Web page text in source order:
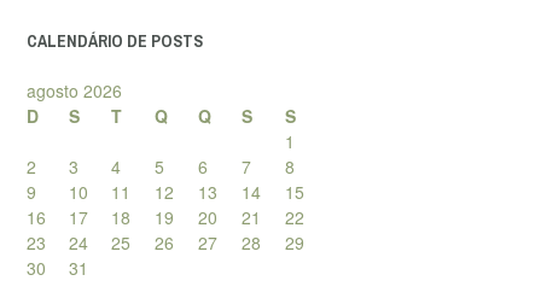
CALENDÁRIO DE POSTS
agosto 2026
D
S T Q Q S
S
1
2
3 4 5 6 7
8
9
10 11 12 13 14
15
16
17 18 19 20 21
22
23
24 25 26 27 28
29
30
31